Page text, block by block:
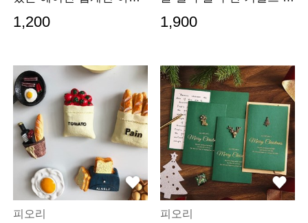
1,200 1,900
피오리 피오리